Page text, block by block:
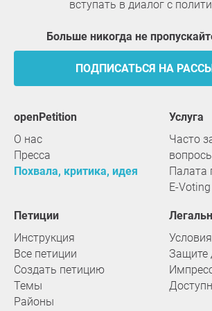
вступать в диалог с
Больше никогда не
ПОДПИСАТЬСЯ НА
openPetition
О нас
Пресса
Похвала, критика, идея
услуга
Часто
Палата
E-Voting
Петиции
Инструкция
Все петиции
Создать петицию
Темы
Районы
Защите